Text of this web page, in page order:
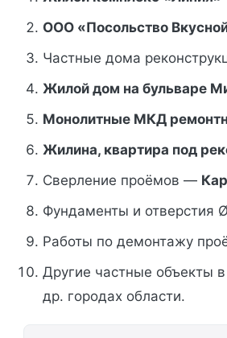
ООО «Посольство
Частные дома
Жилой дом на бульваре
Монолитные МКД
Жилина, квартира под
Сверление проёмов —
Фундаменты и
Работы по демонтажу
Другие частные объекты в
др. городах области.